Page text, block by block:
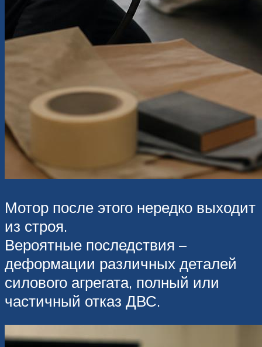
Мотор после этого нередко выходит
из строя.
Вероятные последствия –
деформации различных деталей
силового агрегата, полный или
частичный отказ ДВС.